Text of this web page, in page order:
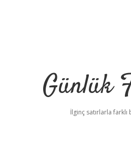
Günlük
İlginç satırlarla farklı